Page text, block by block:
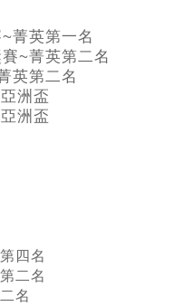
菁英第一名
~菁英第二名
英第二名
洲盃
洲盃
四名
二名
名